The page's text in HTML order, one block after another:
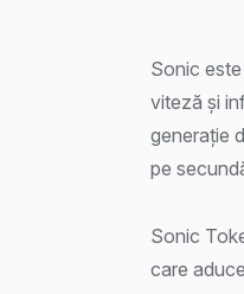
Sonic
viteză și
generație
pe
Sonic
care